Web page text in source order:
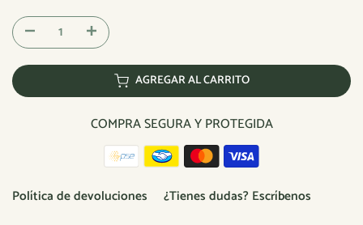
AGREGAR AL CARRITO
COMPRA SEGURA Y PROTEGIDA
Política de devoluciones ¿Tienes dudas? Escríbenos